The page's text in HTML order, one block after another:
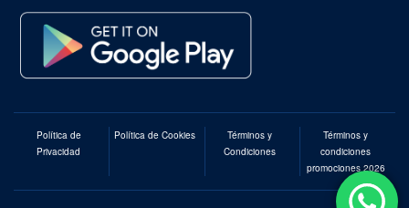
Política de
Privacidad
Política de Cookies
Términos y
Condiciones
Términos y
condiciones
promociones 2026